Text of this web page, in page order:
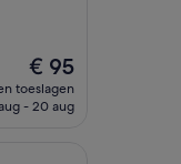
De
prijs
is
€ 95
toeslagen
- 20 aug